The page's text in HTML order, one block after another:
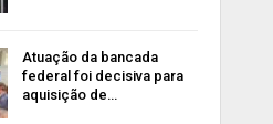
Atuação da bancada
federal foi decisiva para
aquisição de…